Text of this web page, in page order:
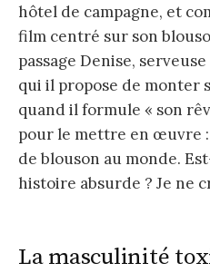
hôtel de campagne, et
film centré sur son
passage Denise,
qui il propose de monter
quand il formule « son
pour le mettre en œuvre
de blouson au monde.
histoire absurde ? Je ne
La masculinité